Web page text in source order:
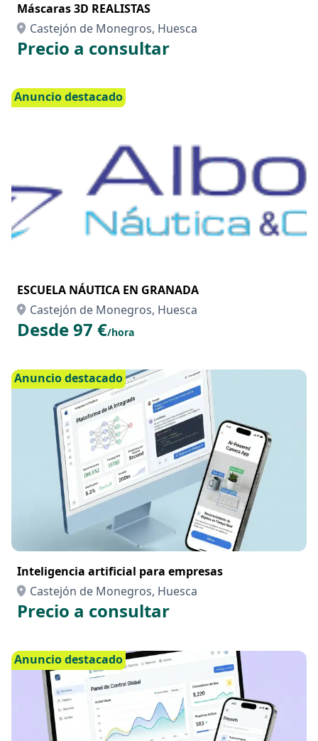
Máscaras 3D REALISTAS
Castejón de Monegros, Huesca
Precio a consultar
Anuncio destacado
ESCUELA NÁUTICA EN GRANADA
Castejón de Monegros, Huesca
Desde 97 €/hora
Anuncio destacado
Inteligencia artificial para empresas
Castejón de Monegros, Huesca
Precio a consultar
Anuncio destacado